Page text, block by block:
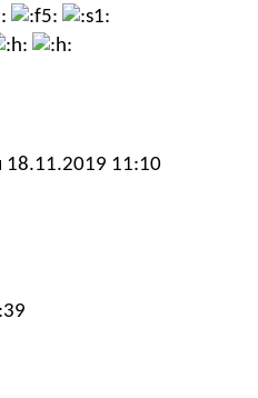
18.11.2019 11:10